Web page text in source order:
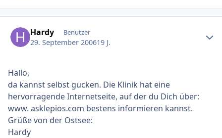
Hardy Benutzer
29. September 200619 J.
Hallo,
da kannst selbst gucken. Die Klinik hat eine
hervorragende Internetseite, auf der du Dich über:
www. asklepios.com bestens informieren kannst.
Grüße von der Ostsee:
Hardy